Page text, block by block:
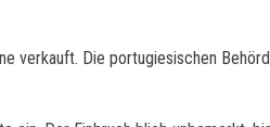
verkauft. Die portugiesischen